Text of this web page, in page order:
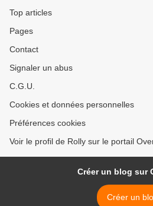
Top articles
Pages
Contact
Signaler un abus
C.G.U.
Cookies et données personnelles
Préférences cookies
Voir le profil de Rolly sur le portail
Créer un blog sur
Créer un